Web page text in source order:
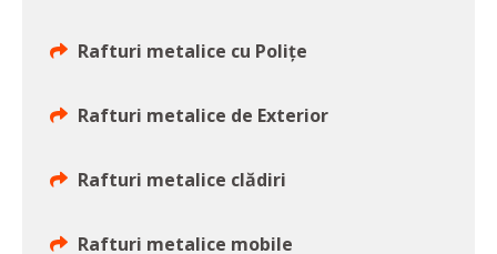
Rafturi metalice cu Polițe
Rafturi metalice de Exterior
Rafturi metalice clădiri
Rafturi metalice mobile